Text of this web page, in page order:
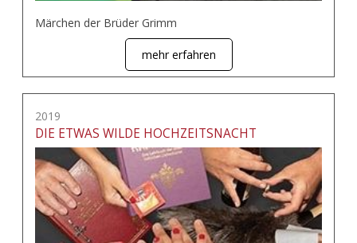
Märchen der Brüder Grimm
mehr erfahren
2019
DIE ETWAS WILDE HOCHZEITSNACHT